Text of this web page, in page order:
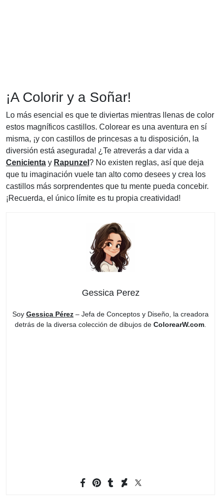
¡A Colorir y a Soñar!
Lo más esencial es que te diviertas mientras llenas de color
estos magníficos castillos. Colorear es una aventura en sí
misma, ¡y con castillos de princesas a tu disposición, la
diversión está asegurada! ¿Te atreverás a dar vida a
Cenicienta y Rapunzel ? No existen reglas, así que deja
que tu imaginación vuele tan alto como desees y crea los
castillos más sorprendentes que tu mente pueda concebir.
¡Recuerda, el único límite es tu propia creatividad!
Gessica Perez
Soy Gessica Pérez – Jefa de Conceptos y Diseño, la creadora
detrás de la diversa colección de dibujos de ColorearW.com